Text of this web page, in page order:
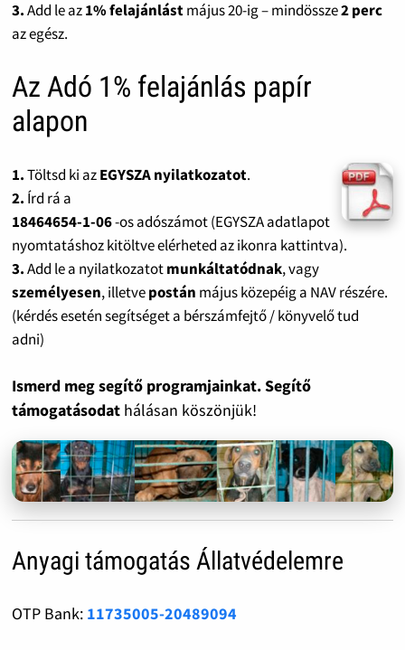
3.Add le az1% felajánlástmájus 20-ig – mindössze2 perc
az egész.
Az Adó 1% felajánlás papír
alapon
1.Töltsd ki azEGYSZA nyilatkozatot.
2. Írd rá a
18464654-1-06-os adószámot (EGYSZA adatlapot
nyomtatáshoz kitöltve elérheted az ikonra kattintva).
3.Add le a nyilatkozatotmunkáltatódnak, vagy
személyesen, illetvepostán május közepéig a NAV részére.
(kérdés esetén segítséget a bérszámfejtő / könyvelő tud
adni)
Ismerd meg segítő programjainkat. Segítő
támogatásodat hálásan köszönjük!
Anyagi támogatás Állatvédelemre
OTP Bank: 11735005-20489094